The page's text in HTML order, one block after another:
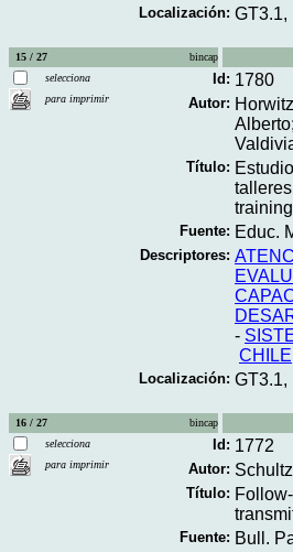
Localización: GT3.1,
15 / 27
bincap
selecciona
para imprimir
Id: 1780
Autor:
Título:
Fuente: Educ.
Descriptores:
-
CHILE
Localización: GT3.1,
16 / 27
bincap
selecciona
para imprimir
Id: 1772
Autor:
Título:
Fuente: Bull.